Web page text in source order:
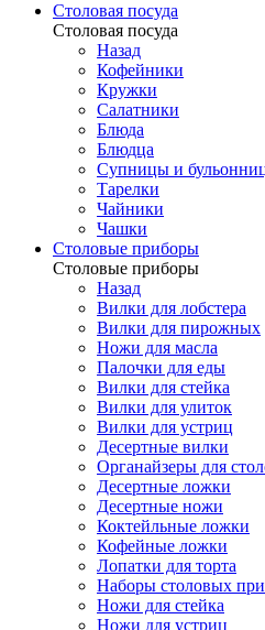
Столовая посуда
Столовая посуда
Назад
Кофейники
Кружки
Салатники
Блюда
Блюдца
Супницы и
Тарелки
Чайники
Чашки
Cтоловые приборы
Cтоловые приборы
Назад
Вилки для лобстера
Вилки для пирожных
Ножи для масла
Палочки для еды
Вилки для стейка
Вилки для улиток
Вилки для устриц
Десертные вилки
Органайзеры для
Десертные ложки
Десертные ножи
Коктейльные ложки
Кофейные ложки
Лопатки для торта
Наборы столовых
Ножи для стейка
Ножи для устриц